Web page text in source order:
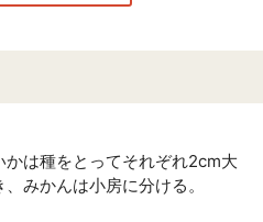
かは種をとってそれぞれ2cm大
みかんは小房に分ける。